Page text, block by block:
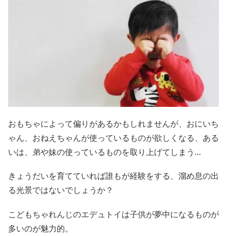
おもちゃによって偏りがあるかもしれませんが、おにいち
ゃん、おねえちゃんが使っているものが欲しくなる、ある
いは、弟や妹の使っているものを取り上げてしまう…
きょうだいを育てていれば誰もが経験をする、溜め息の出
る光景ではないでしょうか？
こどもちゃれんじのエデュトイは子供が夢中になるものが
多いのが魅力的。